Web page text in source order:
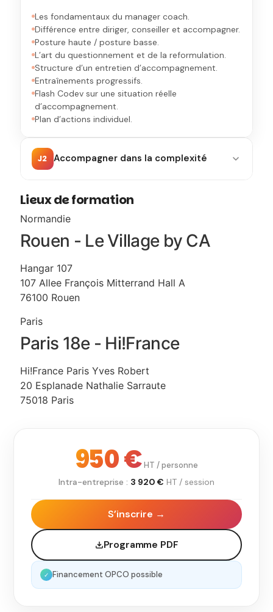
Les fondamentaux du manager coach.
Différence entre diriger, conseiller et accompagner.
Posture haute / posture basse.
L’art du questionnement et de la reformulation.
Structure d’un entretien d’accompagnement.
Entraînements progressifs.
Flash Codev sur une situation réelle
d’accompagnement.
Plan d’actions individuel.
J2 Accompagner dans la complexité
Lieux de formation
Normandie
Rouen - Le Village by CA
Hangar 107
107 Allee François Mitterrand Hall A
76100 Rouen
Paris
Paris 18e - Hi!France
Hi!France Paris Yves Robert
20 Esplanade Nathalie Sarraute
75018 Paris
950 €HT / personne
Intra-entreprise : 3 920 € HT / session
S’inscrire →
Programme PDF
✓ Financement OPCO possible